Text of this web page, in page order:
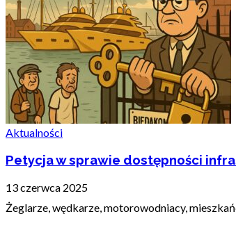
Aktualności
Petycja w sprawie dostępności
13 czerwca 2025
Żeglarze, wędkarze, motorowodniacy,